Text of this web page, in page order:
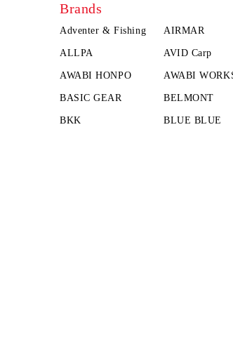
Brands
Adventer & Fishing AIRMAR
ALLPA AVID Carp
AWABI HONPO AWABI
BASIC GEAR BELMONT
BKK BLUE BLUE